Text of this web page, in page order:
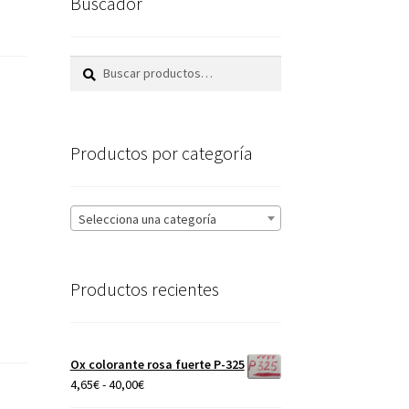
Buscar
Buscar
Productos por categoría
Selecciona una categoría
Productos recientes
Ox colorante rosa fuerte P-325
4,65€-40,00€Rango